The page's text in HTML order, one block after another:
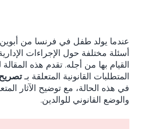
عندما يولد طفل في فرنسا من أبوين
أسئلة مختلفة حول الإجراءات
القيام بها من أجله. تقدم هذه
المتطلبات القانونية المتعلقة بـتصريح
في هذه الحالة، مع توضيح الآثار
والوضع القانوني للوالدين.